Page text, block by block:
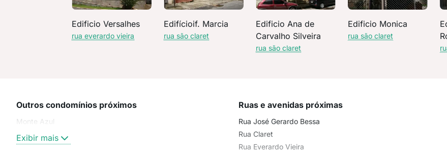
Edificio Versalhes
rua everardo vieira
Edifícioif. Marcia
rua são claret
Edificio Ana de
Carvalho Silveira
rua são claret
Edificio Monica
rua são claret
Outros condomínios próximos
Monte Azul
Exibir mais
Ruas e avenidas próximas
Rua José Gerardo Bessa
Rua Claret
Rua Everardo Vieira